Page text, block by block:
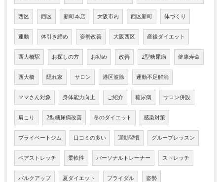
西区 西区 新町本店 大阪市内 西区新町 体づくり
運動 体引き締め 姿勢改善 大阪西区 産後ダイエット
西大橋駅 お探しの方 お勧め 改善 2型糖尿病 健康寿命
西大橋 隠れ家 サロン 港区波除 運動不足解消
ママさん対象 身体能力向上 ご紹介 糖尿病 サロン併設
肩こり 2型糖尿病改善 冬のダイエット 感染対策
プライベートジム 口コミの多い 運動習慣 グループレッスン
ペアストレッチ 柔軟性 パーソナルトレーナー ストレッチ
バルクアップ 夏ダイエット ブライダル 姿勢